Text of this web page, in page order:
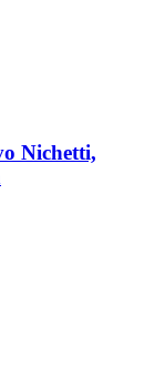
Nichetti,